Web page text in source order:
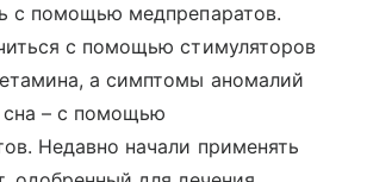
с помощью медпрепаратов.
с помощью стимуляторов
а симптомы аномалий
– с помощью
Недавно начали применять